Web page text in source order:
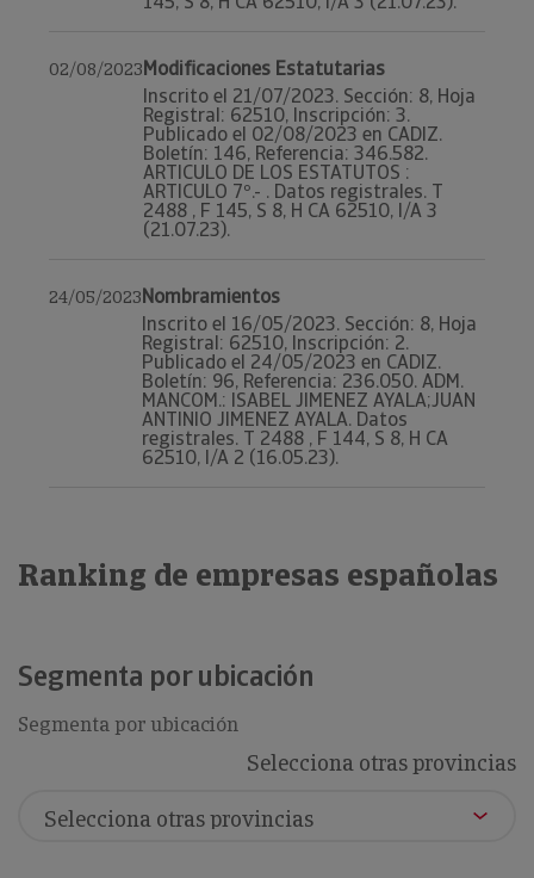
02/08/2023Modificaciones Estatutarias
Inscrito el 21/07/2023. Sección: 8, Hoja
Registral: 62510, Inscripción: 3.
Publicado el 02/08/2023 en CADIZ.
Boletín: 146, Referencia: 346.582.
ARTICULO DE LOS ESTATUTOS :
ARTICULO 7º.- . Datos registrales. T
2488 , F 145, S 8, H CA 62510, I/A 3
(21.07.23).
24/05/2023Nombramientos
Inscrito el 16/05/2023. Sección: 8, Hoja
Registral: 62510, Inscripción: 2.
Publicado el 24/05/2023 en CADIZ.
Boletín: 96, Referencia: 236.050. ADM.
MANCOM.: ISABEL JIMENEZ AYALA;JUAN
ANTINIO JIMENEZ AYALA. Datos
registrales. T 2488 , F 144, S 8, H CA
62510, I/A 2 (16.05.23).
Ranking de empresas españolas
Segmenta por ubicación
Segmenta por ubicación
Selecciona otras provincias